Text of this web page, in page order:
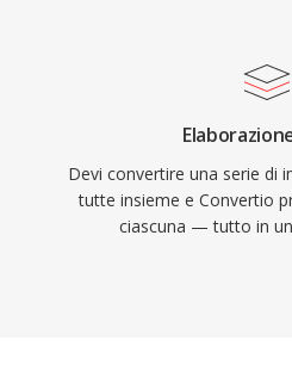
Devi convertire una serie di
tutte insieme e Convertio
ciascuna — tutto in